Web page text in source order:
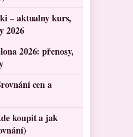
– aktualny kurs,
2026
2026: přenosy,
cen a
koupit a jak